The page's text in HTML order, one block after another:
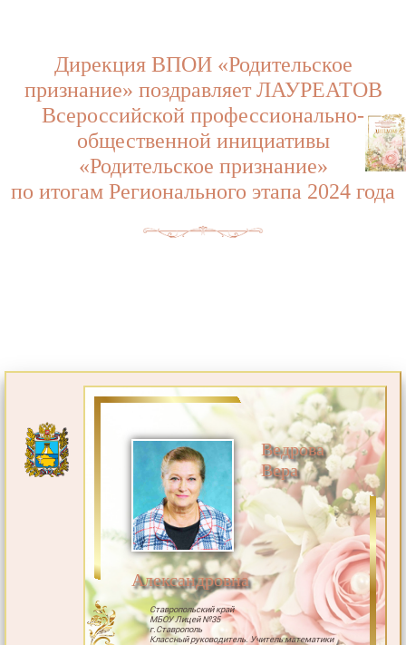
Дирекция ВПОИ «Родительское
признание» поздравляет ЛАУРЕАТОВ
Всероссийской профессионально-
общественной инициативы
«Родительское признание»
по итогам Регионального этапа 2024 года
Ведрова
Вера
Александровна
Ставропольский край
МБОУ Лицей №35
г.Ставрополь
Классный руководитель. Учитель математики